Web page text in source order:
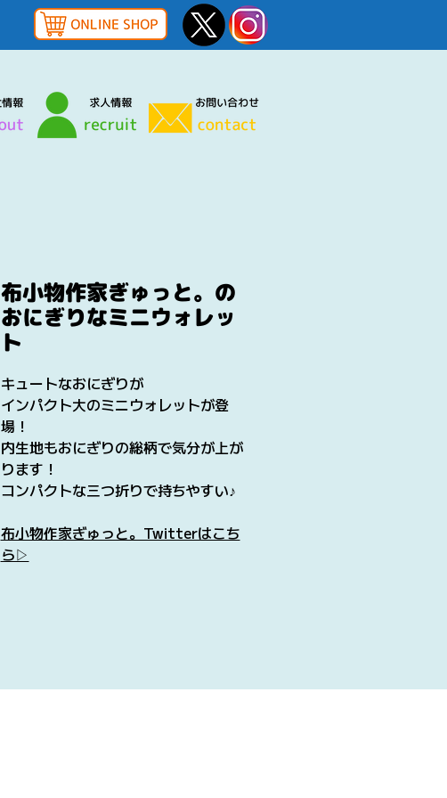
布小物作家ぎゅっと。の
おにぎりなミニウォレッ
ト
キュートなおにぎりが
インパクト大のミニウォレットが登
場！
内生地もおにぎりの総柄で気分が上が
ります！
コンパクトな三つ折りで持ちやすい♪
布小物作家ぎゅっと。Twitterはこち
ら▷